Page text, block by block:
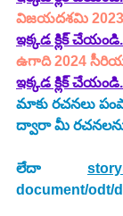
విజయదశమి
ఇక్కడ క్లిక్ చేయండి.
ఉగాది 2024
ఇక్కడ క్లిక్ చేయండి.
మాకు రచనలు
ద్వారా మీ రచనలను
లేదా
document/